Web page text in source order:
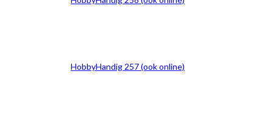
HobbyHandig 257 (ook online)